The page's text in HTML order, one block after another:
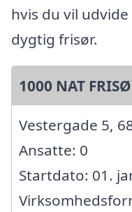
hvis du vil
dygtig frisør.
1000 NAT
Vestergade 5,
Ansatte: 0
Startdato: 01.